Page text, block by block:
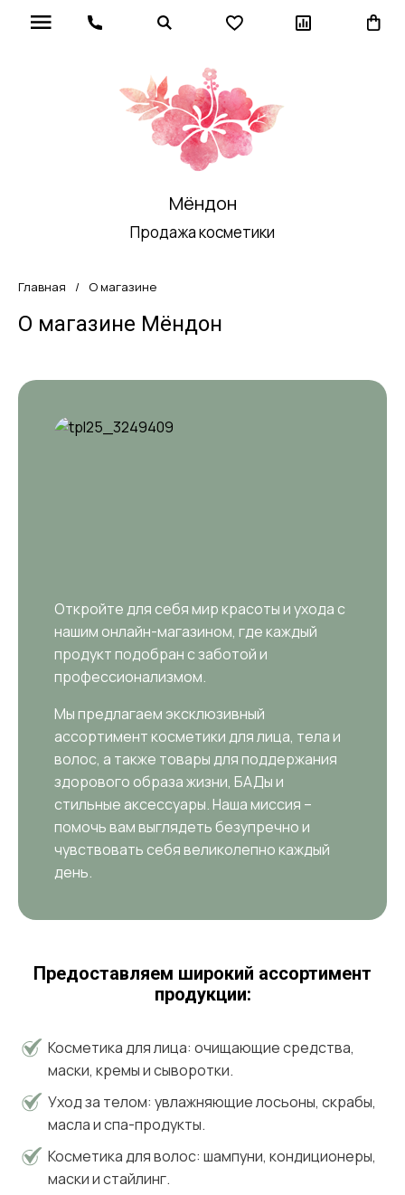
Мёндон
Продажа косметики
Главная / О магазине
О магазине Мёндон
Откройте для себя мир красоты и ухода с
нашим онлайн-магазином, где каждый
продукт подобран с заботой и
профессионализмом.
Мы предлагаем эксклюзивный
ассортимент косметики для лица, тела и
волос, а также товары для поддержания
здорового образа жизни, БАДы и
стильные аксессуары. Наша миссия –
помочь вам выглядеть безупречно и
чувствовать себя великолепно каждый
день.
Предоставляем широкий ассортимент
продукции:
Косметика для лица: очищающие средства,
маски, кремы и сыворотки.
Уход за телом: увлажняющие лосьоны, скрабы,
масла и спа-продукты.
Косметика для волос: шампуни, кондиционеры,
маски и стайлинг.